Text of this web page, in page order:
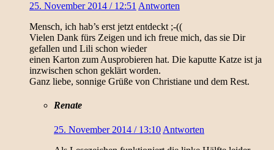
25. November 2014 / 12:51 Antworten
Mensch, ich hab’s erst jetzt entdeckt ;-((
Vielen Dank fürs Zeigen und ich freue mich, das sie Dir
gefallen und Lili schon wieder
einen Karton zum Ausprobieren hat. Die kaputte Katze ist ja
inzwischen schon geklärt worden.
Ganz liebe, sonnige Grüße von Christiane und dem Rest.
Renate
25. November 2014 / 13:10 Antworten